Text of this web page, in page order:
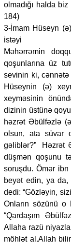
olmadığı halda
184)
3-İmam Hüseyn
istəyi
Məhərrəmin
qoşunlarına üz
sevinin ki,
Hüseynin (ə)
xeyməsinin
dizinin üstünə
həzrət Əbülfəzlə
olsun, ata süvar
gəliblər?” Həzrət
düşmən qoşunu
soruşdu. Ömər
beyət edin, ya da,
dedi: “Gözləyin,
Onların sözünü o
“Qardaşım
Allaha razü
möhlət al.Allah